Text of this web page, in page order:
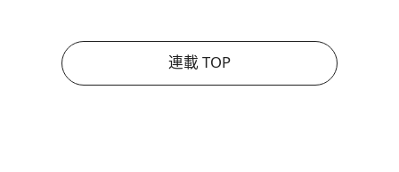
連載 TOP